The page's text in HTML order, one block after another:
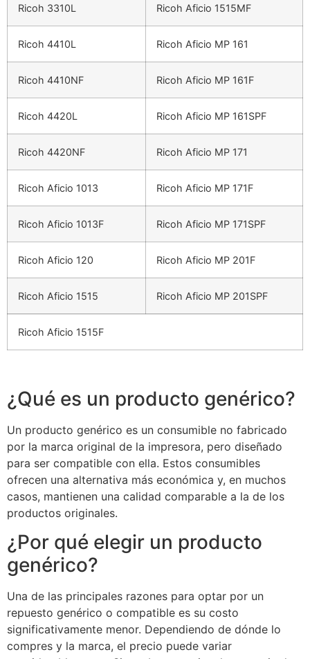
Ricoh 3310L Ricoh Aficio 1515MF
Ricoh 4410L Ricoh Aficio MP 161
Ricoh 4410NF Ricoh Aficio MP 161F
Ricoh 4420L Ricoh Aficio MP 161SPF
Ricoh 4420NF Ricoh Aficio MP 171
Ricoh Aficio 1013 Ricoh Aficio MP 171F
Ricoh Aficio 1013F Ricoh Aficio MP 171SPF
Ricoh Aficio 120 Ricoh Aficio MP 201F
Ricoh Aficio 1515 Ricoh Aficio MP 201SPF
Ricoh Aficio 1515F
¿Qué es un producto genérico?
Un producto genérico es un consumible no fabricado
por la marca original de la impresora, pero diseñado
para ser compatible con ella. Estos consumibles
ofrecen una alternativa más económica y, en muchos
casos, mantienen una calidad comparable a la de los
productos originales.
¿Por qué elegir un producto
genérico?
Una de las principales razones para optar por un
repuesto genérico o compatible es su costo
significativamente menor. Dependiendo de dónde lo
compres y la marca, el precio puede variar